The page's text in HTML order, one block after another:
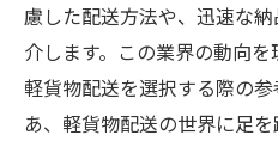
慮した配送方法や、迅速な
介します。この業界の動向
軽貨物配送を選択する際の
あ、軽貨物配送の世界に足